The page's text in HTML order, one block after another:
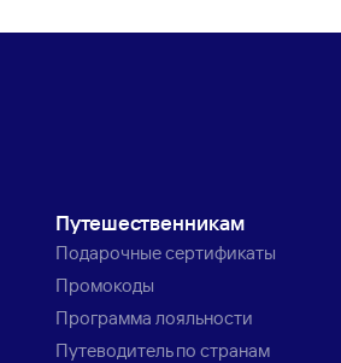
Путешественникам
Подарочные сертификаты
Промокоды
Программа лояльности
Путеводитель по странам